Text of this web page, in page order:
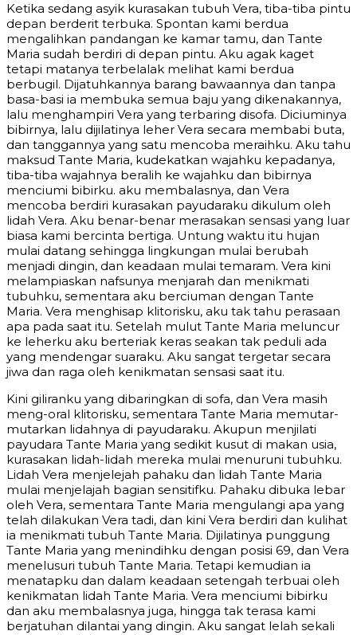
Ketika sedang asyik kurasakan tubuh Vera, tiba-tiba pintu
depan berderit terbuka. Spontan kami berdua
mengalihkan pandangan ke kamar tamu, dan Tante
Maria sudah berdiri di depan pintu. Aku agak kaget
tetapi matanya terbelalak melihat kami berdua
berbugil. Dijatuhkannya barang bawaannya dan tanpa
basa-basi ia membuka semua baju yang dikenakannya,
lalu menghampiri Vera yang terbaring disofa. Diciuminya
bibirnya, lalu dijilatinya leher Vera secara membabi buta,
dan tanggannya yang satu mencoba meraihku. Aku tahu
maksud Tante Maria, kudekatkan wajahku kepadanya,
tiba-tiba wajahnya beralih ke wajahku dan bibirnya
menciumi bibirku. aku membalasnya, dan Vera
mencoba berdiri kurasakan payudaraku dikulum oleh
lidah Vera. Aku benar-benar merasakan sensasi yang luar
biasa kami bercinta bertiga. Untung waktu itu hujan
mulai datang sehingga lingkungan mulai berubah
menjadi dingin, dan keadaan mulai temaram. Vera kini
melampiaskan nafsunya menjarah dan menikmati
tubuhku, sementara aku berciuman dengan Tante
Maria. Vera menghisap klitorisku, aku tak tahu perasaan
apa pada saat itu. Setelah mulut Tante Maria meluncur
ke leherku aku berteriak keras seakan tak peduli ada
yang mendengar suaraku. Aku sangat tergetar secara
jiwa dan raga oleh kenikmatan sensasi saat itu.
Kini giliranku yang dibaringkan di sofa, dan Vera masih
meng-oral klitorisku, sementara Tante Maria memutar-
mutarkan lidahnya di payudaraku. Akupun menjilati
payudara Tante Maria yang sedikit kusut di makan usia,
kurasakan lidah-lidah mereka mulai menuruni tubuhku.
Lidah Vera menjelejah pahaku dan lidah Tante Maria
mulai menjelajah bagian sensitifku. Pahaku dibuka lebar
oleh Vera, sementara Tante Maria mengulangi apa yang
telah dilakukan Vera tadi, dan kini Vera berdiri dan kulihat
ia menikmati tubuh Tante Maria. Dijilatinya punggung
Tante Maria yang menindihku dengan posisi 69, dan Vera
menelusuri tubuh Tante Maria. Tetapi kemudian ia
menatapku dan dalam keadaan setengah terbuai oleh
kenikmatan lidah Tante Maria. Vera menciumi bibirku
dan aku membalasnya juga, hingga tak terasa kami
berjatuhan dilantai yang dingin. Aku sangat lelah sekali